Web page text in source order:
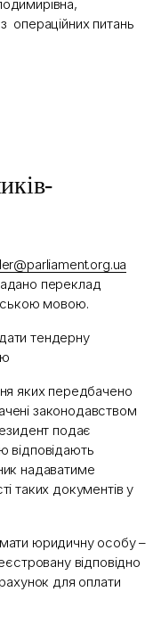
операційних питань
переклад
мовою.
тендерну
яких передбачено
законодавством
подає
відповідають
надаватиме
таких документів у
юридичну особу –
відповідно
для оплати